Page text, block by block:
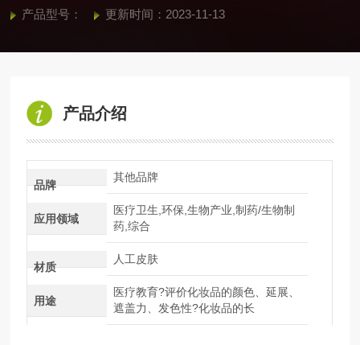
产品型号： 更新时间：2023-11-13
产品介绍
品牌
其他品牌
应用领域
医疗卫生,环保,生物产业,制药/生物制
药,综合
材质
人工皮肤
用途
医疗教育?评价化妆品的颜色、延展、
遮盖力、发色性?化妆品的长